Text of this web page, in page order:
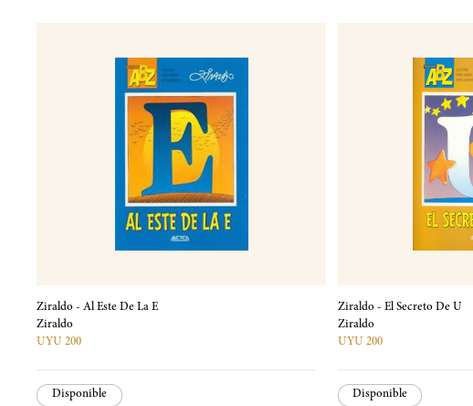
Ziraldo - Al Este De La E
Ziraldo
UYU 200
Disponible
Ziraldo - El Secreto De U
Ziraldo
UYU 200
Disponible